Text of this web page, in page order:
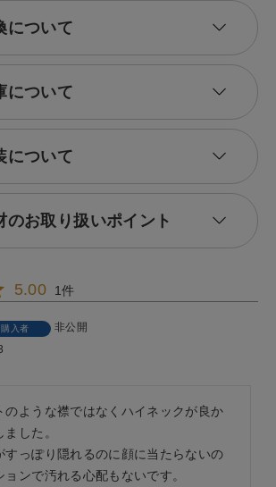
について
について
について
のお取り扱いポイント
5.00 1
購入者
非公開
のような襟ではなくハイネックが良か
した。
すっぽり隠れるのに顔に当たらないの
ンで汚れる心配もないです。